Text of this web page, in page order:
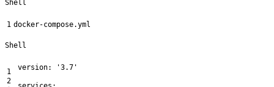
Shell
1 docker-compose.yml
Shell
1
2
version: '3.7'